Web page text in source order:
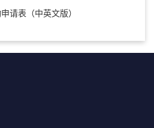
请表（中英文版）